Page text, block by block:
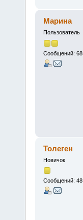
Марина
Пользователь
Сообщений: 68
Толеген
Новичок
Сообщений: 48